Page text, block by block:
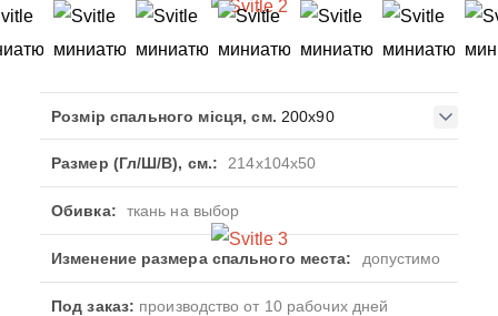
Розмір спального місця, см. 200x90
Размер (Гл/Ш/В), см.: 214x104x50
Обивка: ткань на выбор
Изменение размера спального места: допустимо
Под заказ: производство от 10 рабочих дней